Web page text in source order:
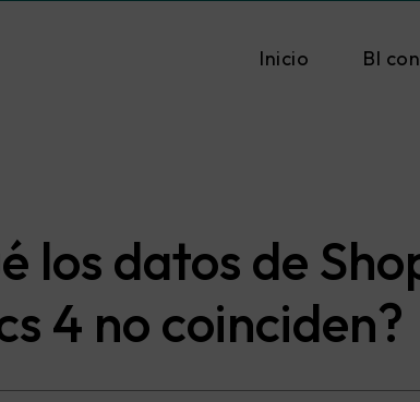
Inicio BI
los datos de
4 no coinciden?